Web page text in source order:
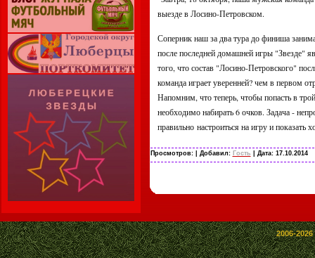
выезде в Лосино-Петровском.
Соперник наш за два тура до финиша
после последней домашней игры "Звезде"
того, что состав "Лосино-Петровского"
команда играет уверенней? чем в первом
Напомним, что теперь, чтобы попасть в
необходимо набирать 6 очков. Задача -
правильно настроиться на игру и
Просмотров: | Добавил: Гость | Дата: 17.10.2014
2006-